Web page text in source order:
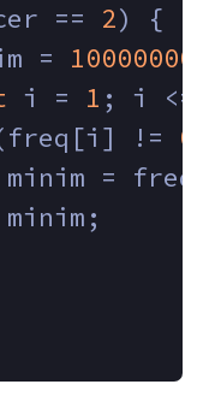
== 2) {
=
i = 1 ; i
!= 0
=